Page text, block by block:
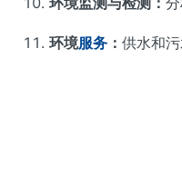
环境服务 ： 供水和